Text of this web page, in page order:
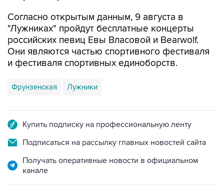
Согласно открытым данным, 9 августа в
"Лужниках" пройдут бесплатные концерты
российских певиц Евы Власовой и Bearwolf.
Они являются частью спортивного фестиваля
и фестиваля спортивных единоборств.
Фрунзенская Лужники
Купить подписку на профессиональную ленту
Подписаться на рассылку главных новостей сайта
Получать оперативные новости в официальном
канале